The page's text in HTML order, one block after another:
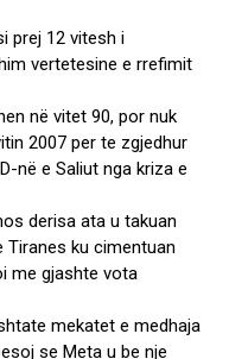
prej 12 vitesh i
vertetesine e rrefimit
në vitet 90, por nuk
2007 per te zgjedhur
në e Saliut nga kriza e
derisa ata u takuan
Tiranes ku cimentuan
me gjashte vota
mekatet e medhaja
se Meta u be nje